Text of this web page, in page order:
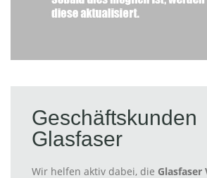
Geschäftskunden
Glasfaser
Wir helfen aktiv dabei, die